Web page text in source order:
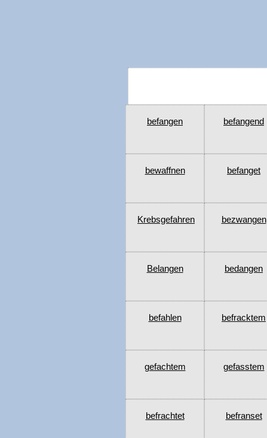
befangen befangend
bewaffnen befanget
Krebsgefahren bezwangen
Belangen bedangen
befahlen befracktem
gefachtem gefasstem
befrachtet befranset